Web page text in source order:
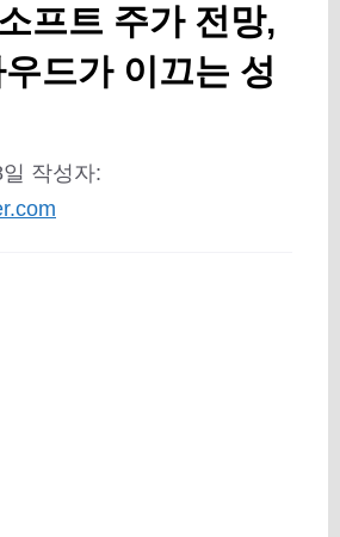
프트 주가 전망,
드가 이끄는 성
작성자: